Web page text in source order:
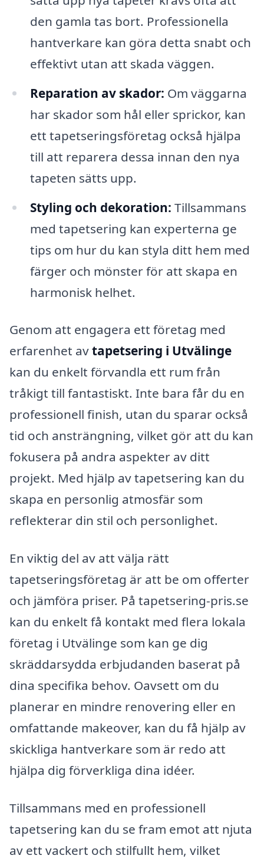
den gamla tas bort. Professionella
hantverkare kan göra detta snabt och
effektivt utan att skada väggen.
Reparation av skador: Om väggarna
har skador som hål eller sprickor, kan
ett tapetseringsföretag också hjälpa
till att reparera dessa innan den nya
tapeten sätts upp.
Styling och dekoration: Tillsammans
med tapetsering kan experterna ge
tips om hur du kan styla ditt hem med
färger och mönster för att skapa en
harmonisk helhet.
Genom att engagera ett företag med
erfarenhet avtapetsering i Utvälinge
kan du enkelt förvandla ett rum från
tråkigt till fantastiskt. Inte bara får du en
professionell finish, utan du sparar också
tid och ansträngning, vilket gör att du kan
fokusera på andra aspekter av ditt
projekt. Med hjälp av tapetsering kan du
skapa en personlig atmosfär som
reflekterar din stil och personlighet.
En viktig del av att välja rätt
tapetseringsföretag är att be om offerter
och jämföra priser. På tapetsering-pris.se
kan du enkelt få kontakt med flera lokala
företag i Utvälinge som kan ge dig
skräddarsydda erbjudanden baserat på
dina specifika behov. Oavsett om du
planerar en mindre renovering eller en
omfattande makeover, kan du få hjälp av
skickliga hantverkare som är redo att
hjälpa dig förverkliga dina idéer.
Tillsammans med en professionell
tapetsering kan du se fram emot att njuta
av ett vackert och stilfullt hem, vilket